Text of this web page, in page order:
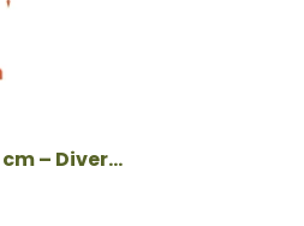
Douglas paal 20×20 cm – Diverse lengtes